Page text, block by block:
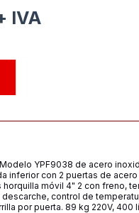
IVA
YPF9038 de acero
inferior con 2 puertas de
móvil 4" 2 con freno,
control de
por puerta. 89 kg 220V, 400